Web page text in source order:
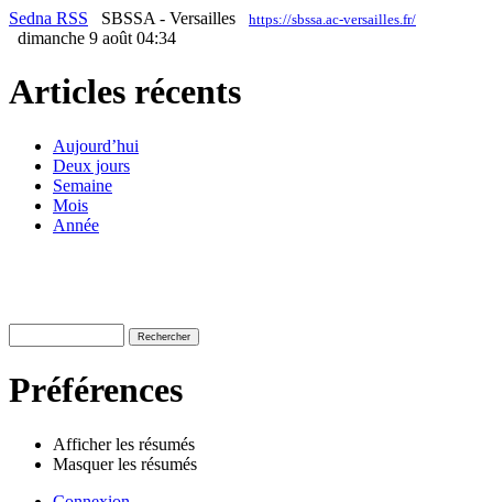
Sedna RSS SBSSA - Versailles https://sbssa.ac-versailles.fr/
dimanche 9 août 04:34
Articles récents
Aujourd’hui
Deux jours
Semaine
Mois
Année
Préférences
Afficher les résumés
Masquer les résumés